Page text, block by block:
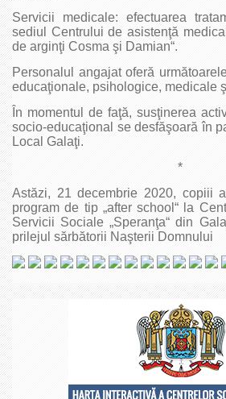
Servicii medicale: efectuarea
sediul Centrului de asistenţă
de arginţi Cosma şi Damian“.
Personalul angajat oferă
educaţionale, psihologice, medicale
În momentul de faţă, susţinerea
socio-educaţional se desfăşoară în
Local Galaţi.
*
Astăzi, 21 decembrie 2020, copiii
program de tip „after school“ la
Servicii Sociale „Speranţa“ din
prilejul sărbătorii Naşterii Domnului